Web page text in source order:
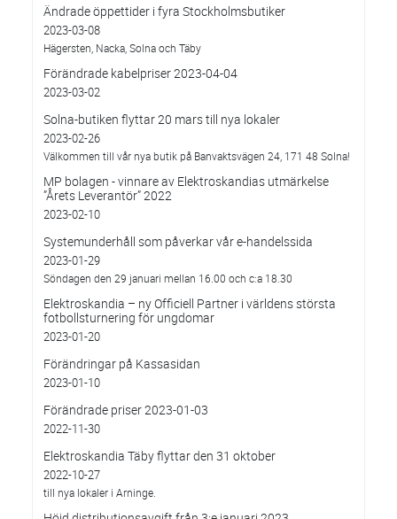
Ändrade öppettider i fyra Stockholmsbutiker
2023-03-08
Hägersten, Nacka, Solna och Täby
Förändrade kabelpriser 2023-04-04
2023-03-02
Solna-butiken flyttar 20 mars till nya lokaler
2023-02-26
Välkommen till vår nya butik på Banvaktsvägen 24, 171 48 Solna!
MP bolagen - vinnare av Elektroskandias utmärkelse
”Årets Leverantör” 2022
2023-02-10
Systemunderhåll som påverkar vår e-handelssida
2023-01-29
Söndagen den 29 januari mellan 16.00 och c:a 18.30
Elektroskandia – ny Officiell Partner i världens största
fotbollsturnering för ungdomar
2023-01-20
Förändringar på Kassasidan
2023-01-10
Förändrade priser 2023-01-03
2022-11-30
Elektroskandia Täby flyttar den 31 oktober
2022-10-27
till nya lokaler i Arninge.